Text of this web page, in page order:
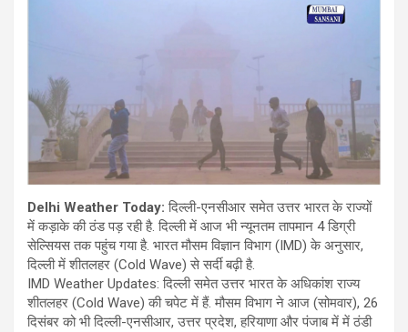
Delhi Weather Today:दिल्ली-एनसीआर समेत उत्तर भारत के राज्यों
में कड़ाके की ठंड पड़ रही है. दिल्ली में आज भी न्यूनतम तापमान 4 डिग्री
सेल्सियस तक पहुंच गया है. भारत मौसम विज्ञान विभाग (IMD) के अनुसार,
दिल्ली में शीतलहर (Cold Wave) से सर्दी बढ़ी है.
IMD Weather Updates: दिल्ली समेत उत्तर भारत के अधिकांश राज्य
शीतलहर (Cold Wave) की चपेट में हैं. मौसम विभाग ने आज (सोमवार), 26
दिसंबर को भी दिल्ली-एनसीआर, उत्तर प्रदेश, हरियाणा और पंजाब में में ठंडी